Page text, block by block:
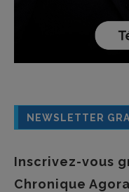
NEWSLETTER
Inscrivez-vous
Chronique Agora